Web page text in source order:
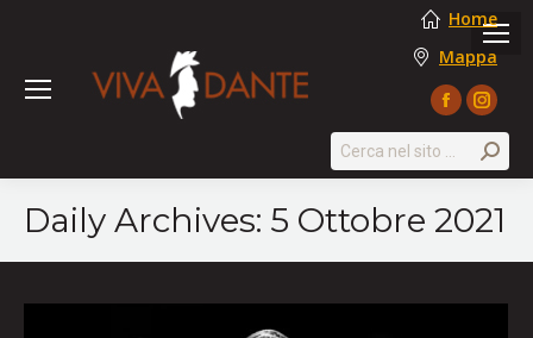
Home
Mappa
Facebook
opens
in
new
window
page
opens
in
new
Search:
Daily Archives: 5 Ottobre 2021